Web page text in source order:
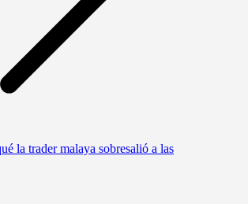
la trader malaya sobresalió a las